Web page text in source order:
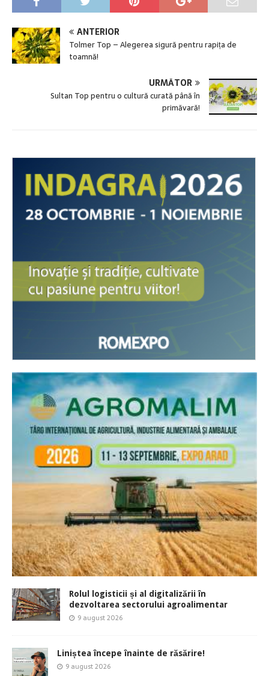
ANTERIOR
Tolmer Top – Alegerea sigură pentru rapița de
toamnă!
URMĂTOR
Sultan Top pentru o cultură curată până în
primăvară!
Rolul logisticii și al digitalizării în
dezvoltarea sectorului agroalimentar
9 august 2026
Liniștea începe înainte de răsărire!
9 august 2026